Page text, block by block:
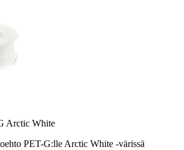
Arctic White
PET-G:lle Arctic White -värissä